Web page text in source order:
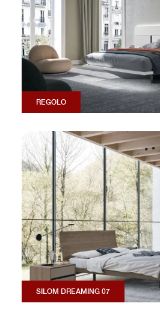
REGOLO
SILOM DREAMING 07